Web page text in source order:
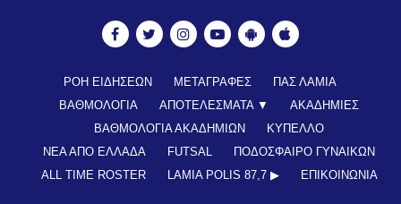
ΡΟΗ ΕΙΔΗΣΕΩΝ ΜΕΤΑΓΡΑΦΕΣ
ΠΑΣ ΛΑΜΙΑ
ΒΑΘΜΟΛΟΓΙΑ
ΑΠΟΤΕΛΕΣΜΑΤΑ ▼
ΑΚΑΔΗΜΙΕΣ
ΒΑΘΜΟΛΟΓΙΑ ΑΚΑΔΗΜΙΩΝ
ΚΥΠΕΛΛΟ
ΝΕΑ ΑΠΟ ΕΛΛΑΔΑ
FUTSAL
ΠΟΔΟΣΦΑΙΡΟ ΓΥΝΑΙΚΩΝ
ALL TIME ROSTER
LAMIA POLIS 87,7 ▶︎ ΕΠΙΚΟΙΝΩΝΊΑ